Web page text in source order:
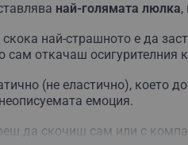
най-голямата люлка,
най-страшното е да
сам откачаш осигурителния
(не еластично), което
емоция.
да скочиш сам или с